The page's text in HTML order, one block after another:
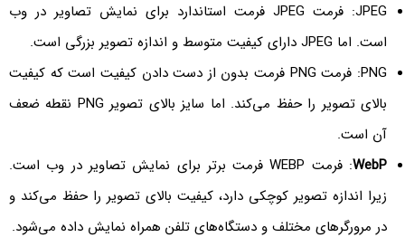
JPEG: فرمت JPEG فرمت استاندارد برای نمایش تصاویر در وب
است. اما JPEG دارای کیفیت متوسط و اندازه تصویر بزرگی است.
PNG: فرمت PNG فرمت بدون از دست دادن کیفیت است که کیفیت
بالای تصویر را حفظ می‌کند. اما سایز بالای تصویر PNG نقطه ضعف
آن است.
WebP
: فرمت WEBP فرمت برتر برای نمایش تصاویر در وب است.
زیرا اندازه تصویر کوچکی دارد، کیفیت بالای تصویر را حفظ می‌کند و
در مرورگرهای مختلف و دستگاه‌های تلفن همراه نمایش داده می‌شود.